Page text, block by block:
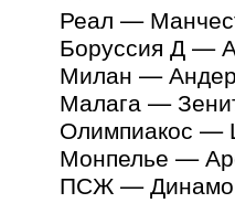
Реал —
Боруссия Д —
Милан —
Малага —
Олимпиакос —
Монпелье —
ПСЖ — Динамо